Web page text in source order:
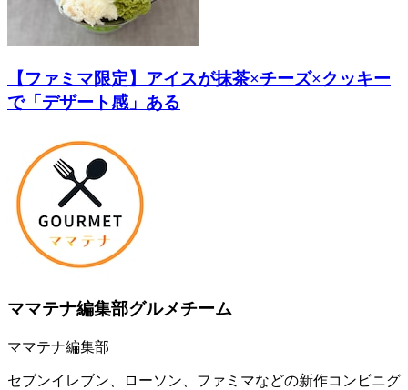
【ファミマ限定】アイスが抹茶×チーズ×クッキー
で「デザート感」ある
ママテナ編集部グルメチーム
ママテナ編集部
セブンイレブン、ローソン、ファミマなどの新作コンビニグ